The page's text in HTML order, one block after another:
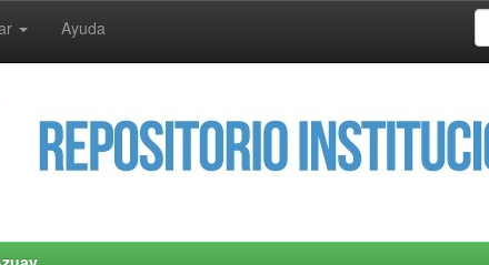
Ayuda